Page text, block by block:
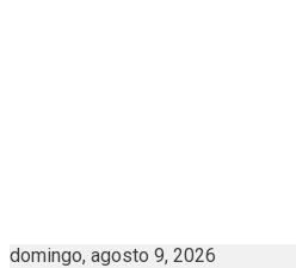
domingo, agosto 9, 2026